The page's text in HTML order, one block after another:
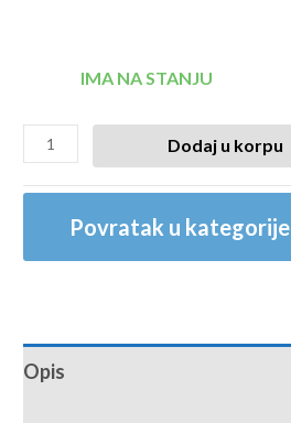
IMA NA STANJU
Dodaj u korpu
Povratak u kategorije
Opis